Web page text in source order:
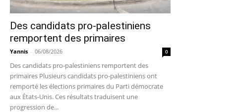
Des candidats pro-palestiniens
remportent des primaires
Yannis - 06/08/2026 0
Des candidats pro-palestiniens remportent des
primaires Plusieurs candidats pro-palestiniens ont
remporté les élections primaires du Parti démocrate
aux États-Unis. Ces résultats traduisent une
progression de...